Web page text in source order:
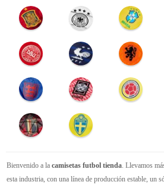
Bienvenido a la camisetas futbol tienda. Llevamos
esta industria, con una línea de producción estable, un